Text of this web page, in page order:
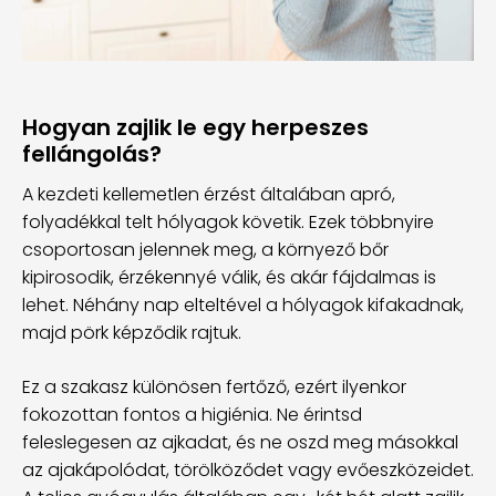
Hogyan zajlik le egy herpeszes
fellángolás?
A kezdeti kellemetlen érzést általában apró,
folyadékkal telt hólyagok követik. Ezek többnyire
csoportosan jelennek meg, a környező bőr
kipirosodik, érzékennyé válik, és akár fájdalmas is
lehet. Néhány nap elteltével a hólyagok kifakadnak,
majd pörk képződik rajtuk.
Ez a szakasz különösen fertőző, ezért ilyenkor
fokozottan fontos a higiénia. Ne érintsd
feleslegesen az ajkadat, és ne oszd meg másokkal
az ajakápolódat, törölköződet vagy evőeszközeidet.